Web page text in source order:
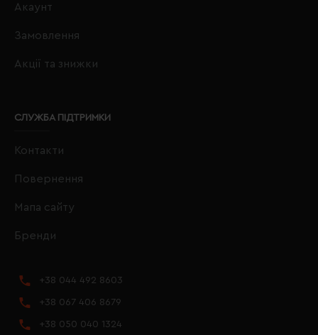
Акаунт
Замовлення
Акції та знижки
СЛУЖБА ПІДТРИМКИ
Контакти
Повернення
Мапа сайту
Бренди
+38 044 492 8603
+38 067 406 8679
+38 050 040 1324